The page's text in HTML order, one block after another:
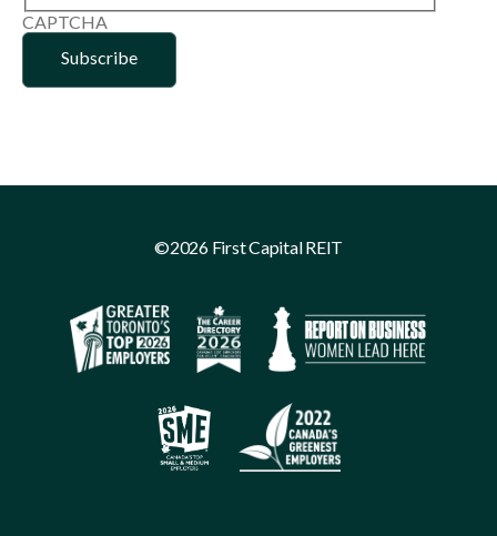
CAPTCHA
©2026 First Capital REIT